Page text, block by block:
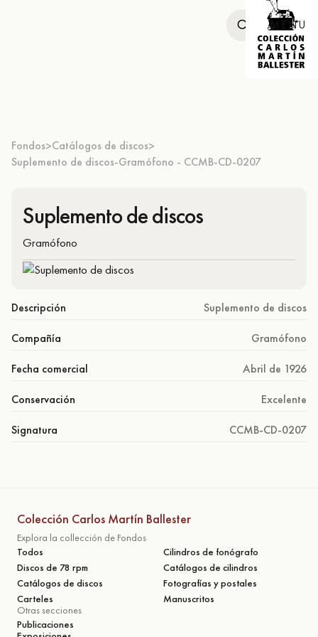
MENU
Fondos>Catálogos de discos>
Suplemento de discos-Gramófono - CCMB-CD-0207
Suplemento de discos
Gramófono
Descripción Suplemento de discos
Compañía Gramófono
Fecha comercial Abril de 1926
Conservación Excelente
Signatura CCMB-CD-0207
Colección Carlos Martín Ballester
Explora la collección de Fondos
Todos
Cilindros de fonógrafo
Discos de 78 rpm
Catálogos de cilindros
Catálogos de discos
Fotografías y postales
Carteles
Manuscritos
Otras secciones
Publicaciones